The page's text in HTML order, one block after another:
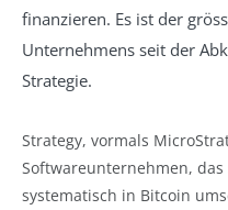
finanzieren. Es ist der
Unternehmens seit der
Strategie.
Strategy, vormals
Softwareunternehmen,
systematisch in Bitcoin